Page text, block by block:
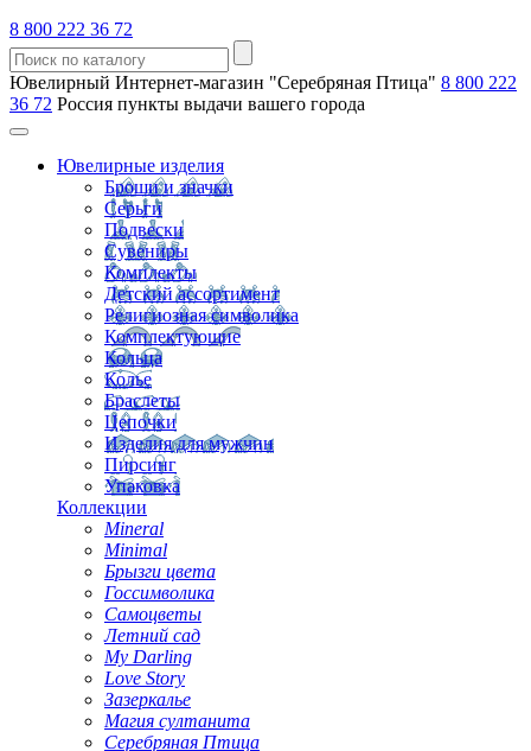
8 800 222 36 72
Ювелирный Интернет-магазин "Серебряная Птица" 8 800 222
36 72 Россия пункты выдачи вашего города
Ювелирные изделия
Броши и значки
Серьги
Подвески
Сувениры
Комплекты
Детский ассортимент
Религиозная символика
Комплектующие
Кольца
Колье
Браслеты
Цепочки
Изделия для мужчин
Пирсинг
Упаковка
Коллекции
Mineral
Minimal
Брызги цвета
Госсимволика
Самоцветы
Летний сад
My Darling
Love Story
Зазеркалье
Магия султанита
Серебряная Птица